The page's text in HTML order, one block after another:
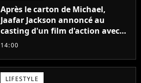
Après le carton de Michael,
Jaafar Jackson annoncé au
casting d'un film d'action avec
Will Smith
14:00
LIFESTYLE